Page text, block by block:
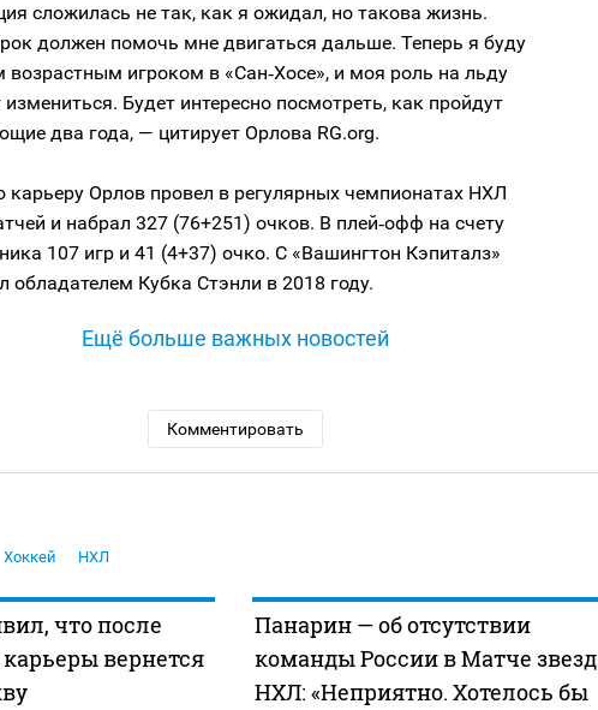
сложилась не так, как я ожидал, но такова жизнь.
должен помочь мне двигаться дальше. Теперь я буду
игроком в «Сан‑Хосе», и моя роль на льду
Будет интересно посмотреть, как пройдут
два года, — цитирует Орлова RG.org.
карьеру Орлов провел в регулярных чемпионатах НХЛ
и набрал 327 (76+251) очков. В плей‑офф на счету
107 игр и 41 (4+37) очко. С «Вашингтон Кэпиталз»
обладателем Кубка Стэнли в 2018 году.
Ещё больше важных новостей
Комментировать
Хоккей НХЛ
что после
вернется
Панарин — об отсутствии
команды России в Матче звезд
НХЛ: «Неприятно. Хотелось бы